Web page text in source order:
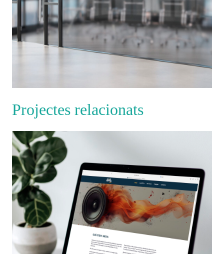
Projectes relacionats